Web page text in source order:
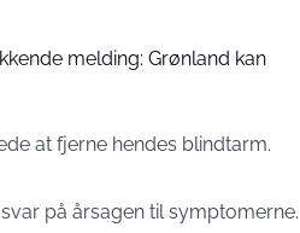
melding: Grønland kan
at fjerne hendes blindtarm.
på årsagen til symptomerne.